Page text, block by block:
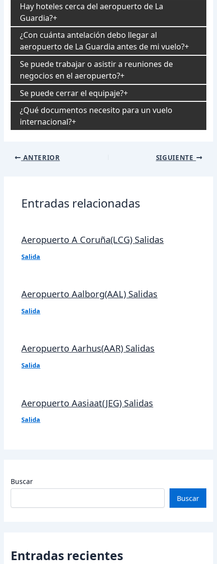
Hay hoteles cerca del aeropuerto de La
Guardia?
¿Con cuánta antelación debo llegar al
aeropuerto de La Guardia antes de mi vuelo?
Se puede trabajar o asistir a reuniones de
negocios en el aeropuerto?
Se puede cerrar el equipaje?
¿Qué documentos necesito para un vuelo
internacional?
Navegación
ANTERIOR SIGUIENTE
Entradas relacionadas
Aeropuerto A Coruña(LCG) Salidas
Salida
Aeropuerto Aalborg(AAL) Salidas
Salida
Aeropuerto Aarhus(AAR) Salidas
Salida
Aeropuerto Aasiaat(JEG) Salidas
Salida
Buscar
Buscar
Entradas recientes